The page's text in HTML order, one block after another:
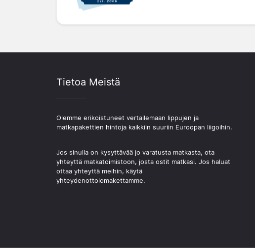
Tietoa Meistä
Olemme erikoistuneet vertailemaan lippujen ja
matkapakettien hintoja kaikkiin suuriin Euroopan liigoihin.
Jos sinulla on kysyttävää jo varatusta matkasta, ota
yhteyttä matkatoimistoon, josta ostit matkasi. Jos haluat
ottaa yhteyttä meihin, käytä
yhteydenottolomakettamme.